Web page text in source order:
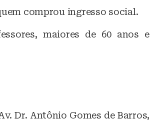
comprou ingresso social.
maiores de 60 anos e
Dr. Antônio Gomes de Barros,